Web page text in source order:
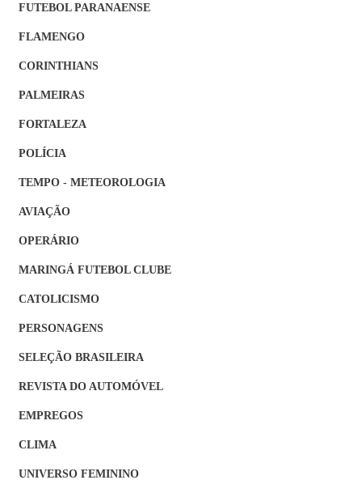
FUTEBOL PARANAENSE
FLAMENGO
CORINTHIANS
PALMEIRAS
FORTALEZA
POLÍCIA
TEMPO - METEOROLOGIA
AVIAÇÃO
OPERÁRIO
MARINGÁ FUTEBOL CLUBE
CATOLICISMO
PERSONAGENS
SELEÇÃO BRASILEIRA
REVISTA DO AUTOMÓVEL
EMPREGOS
CLIMA
UNIVERSO FEMININO